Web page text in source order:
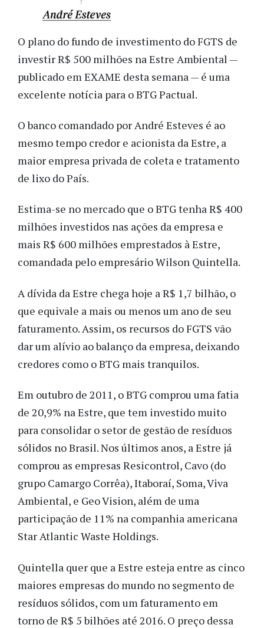
O plano do fundo de investimento do FGTS de
investir R$ 500 milhões na Estre Ambiental —
publicado em EXAME desta semana — é uma
excelente notícia para o BTG Pactual.
O banco comandado por André Esteves é ao
mesmo tempo credor e acionista da Estre, a
maior empresa privada de coleta e tratamento
de lixo do País.
Estima-se no mercado que o BTG tenha R$ 400
milhões investidos nas ações da empresa e
mais R$ 600 milhões emprestados à Estre,
comandada pelo empresário Wilson Quintella.
A dívida da Estre chega hoje a R$ 1,7 bilhão, o
que equivale a mais ou menos um ano de seu
faturamento. Assim, os recursos do FGTS vão
dar um alívio ao balanço da empresa, deixando
credores como o BTG mais tranquilos.
Em outubro de 2011, o BTG comprou uma fatia
de 20,9% na Estre, que tem investido muito
para consolidar o setor de gestão de resíduos
sólidos no Brasil. Nos últimos anos, a Estre já
comprou as empresas Resicontrol, Cavo (do
grupo Camargo Corrêa), Itaboraí, Soma, Viva
Ambiental, e Geo Vision, além de uma
participação de 11% na companhia americana
Star Atlantic Waste Holdings.
Quintella quer que a Estre esteja entre as cinco
maiores empresas do mundo no segmento de
resíduos sólidos, com um faturamento em
torno de R$ 5 bilhões até 2016. O preço dessa